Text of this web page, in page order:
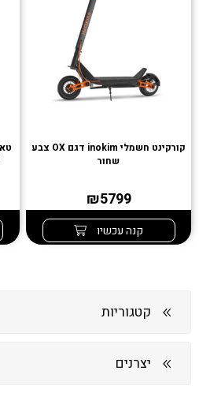
קורקינט חשמלי inokim דגם OX צבע
שחור
₪5799
קנה עכשיו
קטגוריות
יצרנים